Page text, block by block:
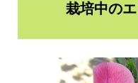
栽培中の